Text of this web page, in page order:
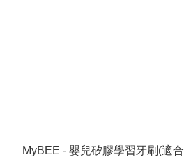
MyBEE - 嬰兒矽膠學習牙刷(適合